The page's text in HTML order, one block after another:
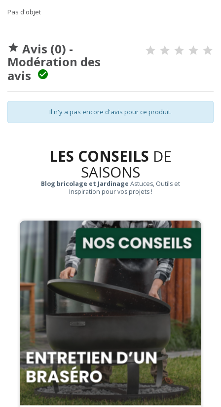
Pas d'objet
 Avis (0) -
Modération des
avis

Il n'y a pas encore d'avis pour ce produit.
LES CONSEILS DE
SAISONS
Blog bricolage et Jardinage Astuces, Outils et
Inspiration pour vos projets !